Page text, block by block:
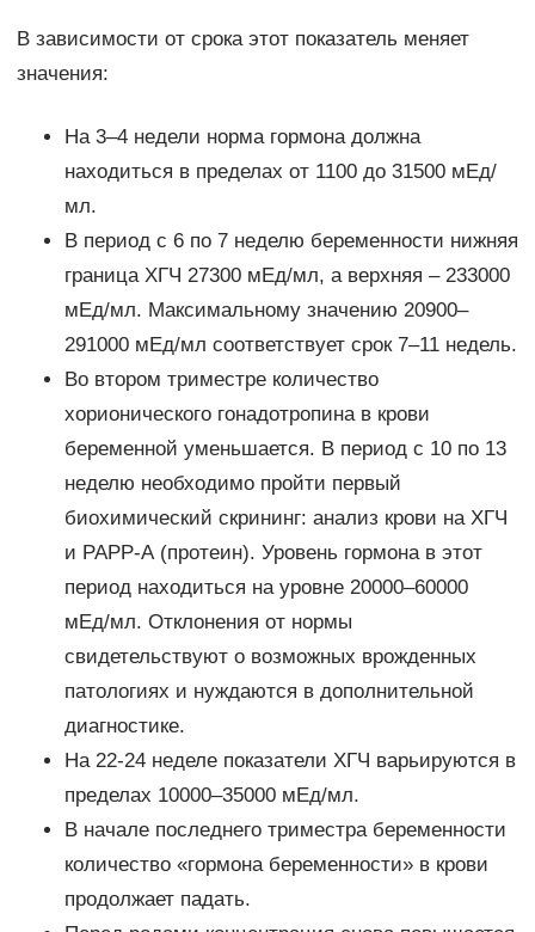
В зависимости от срока этот показатель меняет
значения:
На 3–4 недели норма гормона должна
находиться в пределах от 1100 до 31500 мЕд/
мл.
В период с 6 по 7 неделю беременности нижняя
граница ХГЧ 27300 мЕд/мл, а верхняя – 233000
мЕд/мл. Максимальному значению 20900–
291000 мЕд/мл соответствует срок 7–11 недель.
Во втором триместре количество
хорионического гонадотропина в крови
беременной уменьшается. В период с 10 по 13
неделю необходимо пройти первый
биохимический скрининг: анализ крови на ХГЧ
и РАРР-А (протеин). Уровень гормона в этот
период находиться на уровне 20000–60000
мЕд/мл. Отклонения от нормы
свидетельствуют о возможных врожденных
патологиях и нуждаются в дополнительной
диагностике.
На 22-24 неделе показатели ХГЧ варьируются в
пределах 10000–35000 мЕд/мл.
В начале последнего триместра беременности
количество «гормона беременности» в крови
продолжает падать.